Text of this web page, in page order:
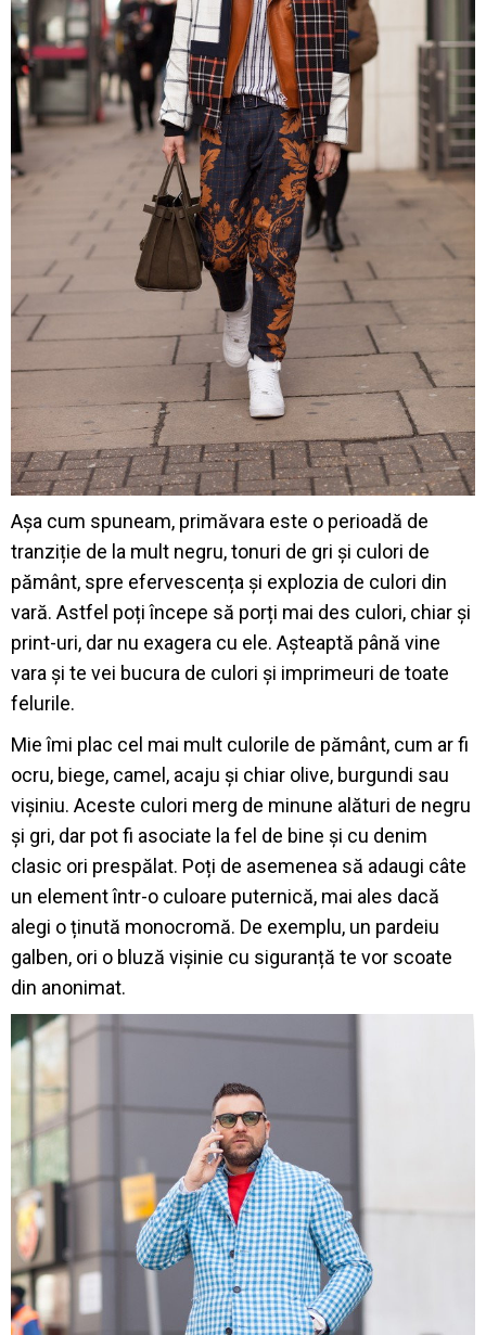
Așa cum spuneam, primăvara este o perioadă de
tranziție de la mult negru, tonuri de gri și culori de
pământ, spre efervescența și explozia de culori din
vară. Astfel poți începe să porți mai des culori, chiar și
print-uri, dar nu exagera cu ele. Așteaptă până vine
vara și te vei bucura de culori și imprimeuri de toate
felurile.
Mie îmi plac cel mai mult culorile de pământ, cum ar fi
ocru, biege, camel, acaju și chiar olive, burgundi sau
vișiniu. Aceste culori merg de minune alături de negru
și gri, dar pot fi asociate la fel de bine și cu denim
clasic ori prespălat. Poți de asemenea să adaugi câte
un element într-o culoare puternică, mai ales dacă
alegi o ținută monocromă. De exemplu, un pardeiu
galben, ori o bluză vișinie cu siguranță te vor scoate
din anonimat.